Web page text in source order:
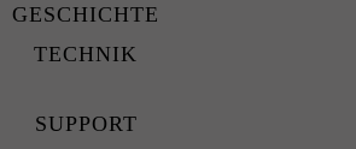
GESCHICHTE
TECHNIK
SUPPORT